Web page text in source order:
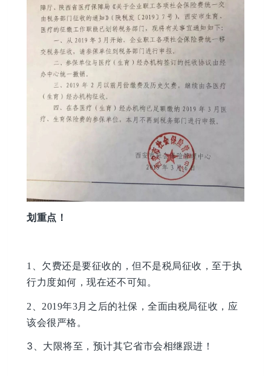
划重点！
1、欠费还是要征收的，但不是税局征收，至于执
行力度如何，现在还不可知。
2、2019年3月之后的社保，全面由税局征收，应
该会很严格。
3、大限将至，预计其它省市会相继跟进！